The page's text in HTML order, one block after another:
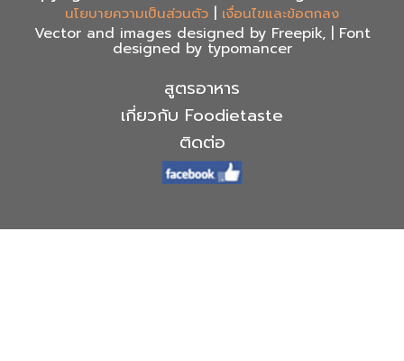
นโยบายความเป็นส่วนตัว | เงื่อนไขและข้อตกลง
Vector and images designed by Freepik, | Font
designed by typomancer
สูตรอาหาร
เกี่ยวกับ Foodietaste
ติดต่อ